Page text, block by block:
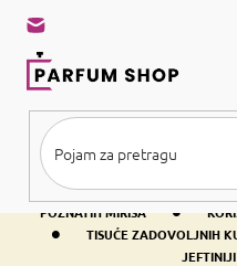
sadržaj
BESPLATNA DOSTAVA IZNAD
POZNATIH MIRISA
•
• TISUĆE ZADOVOLJNIH
JEFTINIJI